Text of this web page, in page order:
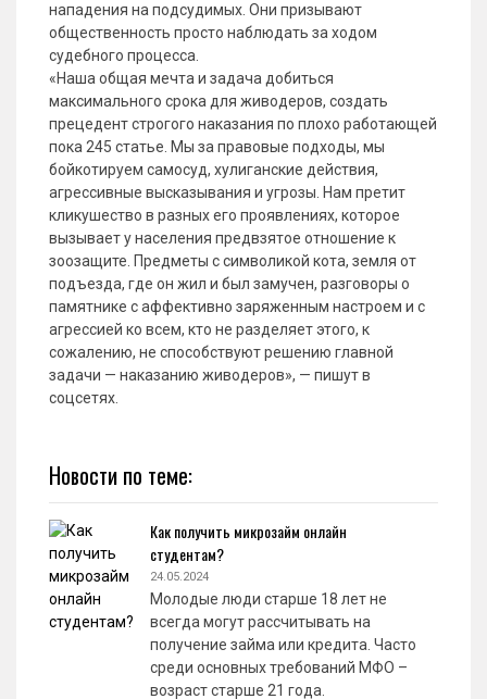
нападения на подсудимых. Они призывают
общественность просто наблюдать за ходом
судебного процесса.
«Наша общая мечта и задача добиться
максимального срока для живодеров, создать
прецедент строгого наказания по плохо работающей
пока 245 статье. Мы за правовые подходы, мы
бойкотируем самосуд, хулиганские действия,
агрессивные высказывания и угрозы. Нам претит
кликушество в разных его проявлениях, которое
вызывает у населения предвзятое отношение к
зоозащите. Предметы с символикой кота, земля от
подъезда, где он жил и был замучен, разговоры о
памятнике с аффективно заряженным настроем и с
агрессией ко всем, кто не разделяет этого, к
сожалению, не способствуют решению главной
задачи — наказанию живодеров», — пишут в
соцсетях.
Новости по теме:
Как получить микрозайм онлайн
студентам?
24.05.2024
Молодые люди старше 18 лет не
всегда могут рассчитывать на
получение займа или кредита. Часто
среди основных требований МФО –
возраст старше 21 года.